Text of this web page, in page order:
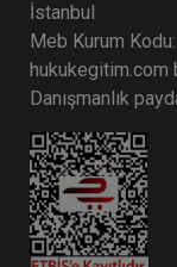
İstanbul
Meb Kurum
Danışmanlık